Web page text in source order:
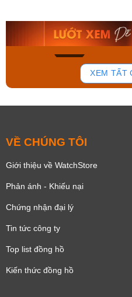
150
Mua ngay
XEM TẤT
VỀ CHÚNG TÔI
Giới thiệu về WatchStore
Phản ánh - Khiếu nại
Chứng nhận đại lý
Tin tức công ty
Top list đồng hồ
Kiến thức đồng hồ